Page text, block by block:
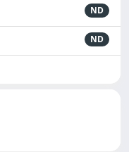
ND
ND